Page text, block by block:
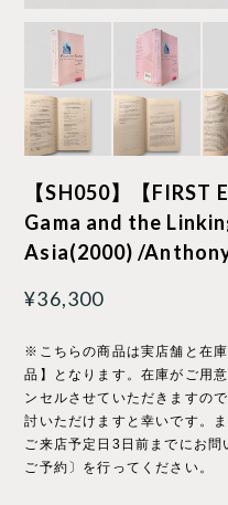
【SH050】【
Gama and the
Asia(2000) /
¥36,300
※こちらの商品は実店舗と在
品】となります。在庫がご用
ンセルさせていただきますの
討いただけますと幸いです。
ご来店予定日3日前までにお
ご予約〕を行ってください。